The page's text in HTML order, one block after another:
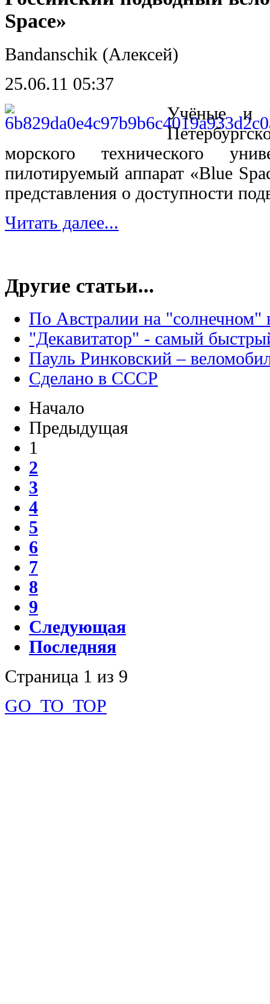
Space»
Bandanschik (Алексей)
25.06.11 05:37
Учёные и
морского технического
пилотируемый аппарат «Blue
представления о доступности
Читать далее...
Другие статьи...
По Австралии на "солнечном"
"Декавитатор" - самый
Пауль Ринковский –
Сделано в СССР
Начало
Предыдущая
1
2
3
4
5
6
7
8
9
Следующая
Последняя
Страница 1 из 9
GO_TO_TOP